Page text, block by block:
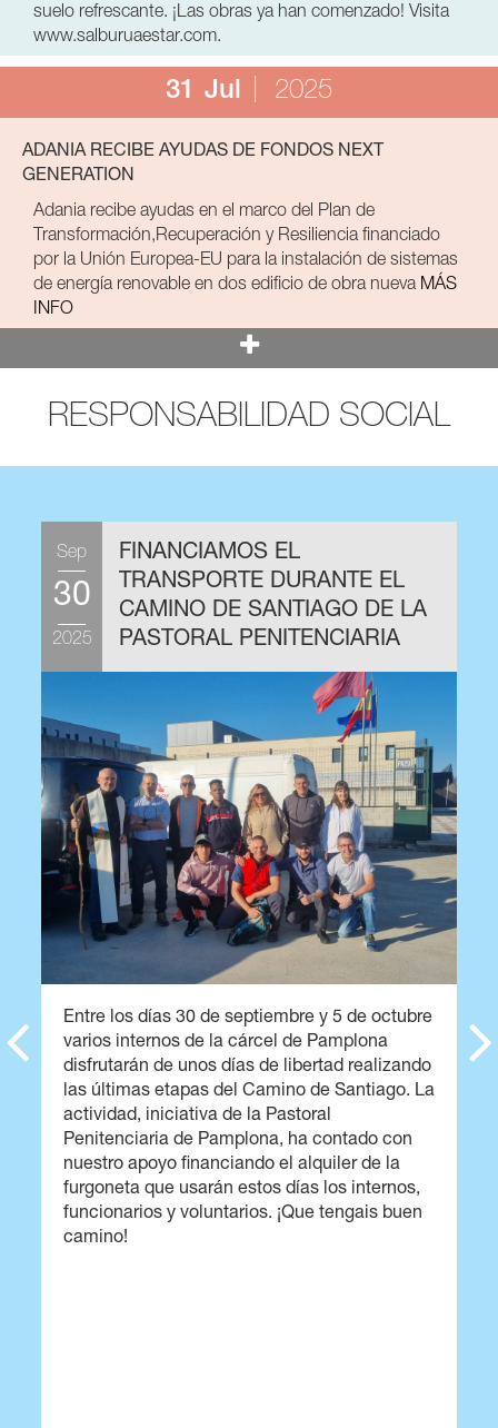
suelo refrescante. ¡Las obras ya han comenzado! Visita
www.salburuaestar.com.
31 Jul 2025
ADANIA RECIBE AYUDAS DE FONDOS NEXT
GENERATION
Adania recibe ayudas en el marco del Plan de
Transformación,Recuperación y Resiliencia financiado
por la Unión Europea-EU para la instalación de sistemas
de energía renovable en dos edificio de obra nueva MÁS
INFO
RESPONSABILIDAD SOCIAL
Sep
30
2025
FINANCIAMOS EL
TRANSPORTE DURANTE EL
CAMINO DE SANTIAGO DE LA
PASTORAL PENITENCIARIA
Entre los días 30 de septiembre y 5 de octubre
varios internos de la cárcel de Pamplona
disfrutarán de unos días de libertad realizando
las últimas etapas del Camino de Santiago. La
actividad, iniciativa de la Pastoral
Penitenciaria de Pamplona, ha contado con
nuestro apoyo financiando el alquiler de la
furgoneta que usarán estos días los internos,
funcionarios y voluntarios. ¡Que tengais buen
camino!